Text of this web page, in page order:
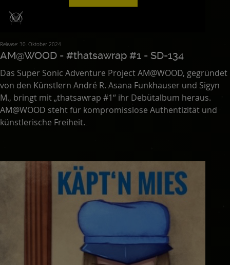
Release: 30. Oktober 2024
AM@WOOD - #thatsawrap #1 - SD-134
Das Super Sonic Adventure Project AM@WOOD, gegründet
von den Künstlern André R. Asana Funkhauser und Sigyn
M., bringt mit „thatsawrap #1“ ihr Debütalbum heraus.
AM@WOOD steht für kompromisslose Authentizität und
künstlerische Freiheit.